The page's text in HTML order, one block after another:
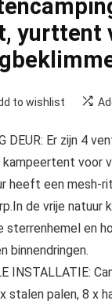
yurttent
to wishlist
DEUR: Er zijn 4
kampeertent voor
heeft een mesh-
de vrije natuur
sterrenhemel en
binnendringen.
INSTALLATIE:
stalen palen, 8 x